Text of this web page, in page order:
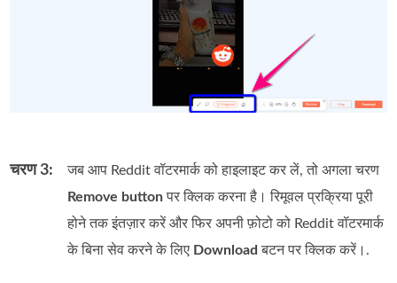
चरण 3:
जब आप Reddit वॉटरमार्क को हाइलाइट कर लें, तो अगला चरण
Remove buttonपर क्लिक करना है। रिमूवल प्रक्रिया पूरी
होने तक इंतज़ार करें और फिर अपनी फ़ोटो को Reddit वॉटरमार्क
के बिना सेव करने के लिए Download बटन पर क्लिक करें।.